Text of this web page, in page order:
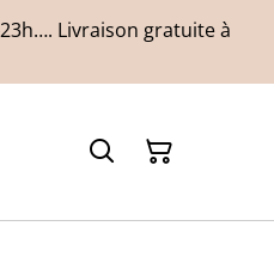
Livraison gratuite à